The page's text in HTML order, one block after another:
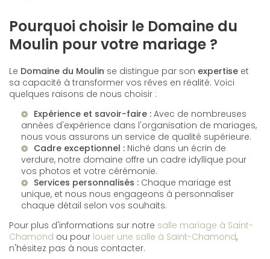
Pourquoi choisir le Domaine du
Moulin pour votre mariage ?
Le Domaine du Moulin se distingue par son expertise et
sa capacité à transformer vos rêves en réalité. Voici
quelques raisons de nous choisir :
Expérience et savoir-faire : Avec de nombreuses
années d'expérience dans l'organisation de mariages,
nous vous assurons un service de qualité supérieure.
Cadre exceptionnel : Niché dans un écrin de
verdure, notre domaine offre un cadre idyllique pour
vos photos et votre cérémonie.
Services personnalisés : Chaque mariage est
unique, et nous nous engageons à personnaliser
chaque détail selon vos souhaits.
Pour plus d'informations sur notre salle mariage à Saint-
Chamond ou pour louer une salle à Saint-Chamond,
n'hésitez pas à nous contacter.